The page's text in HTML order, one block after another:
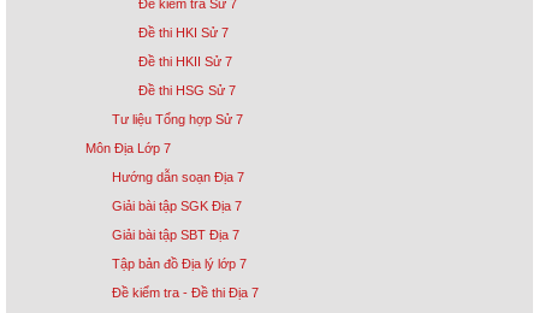
Đề kiểm tra Sử 7
Đề thi HKI Sử 7
Đề thi HKII Sử 7
Đề thi HSG Sử 7
Tư liệu Tổng hợp Sử 7
Môn Địa Lớp 7
Hướng dẫn soạn Địa 7
Giải bài tập SGK Địa 7
Giải bài tập SBT Địa 7
Tập bản đồ Địa lý lớp 7
Đề kiểm tra - Đề thi Địa 7